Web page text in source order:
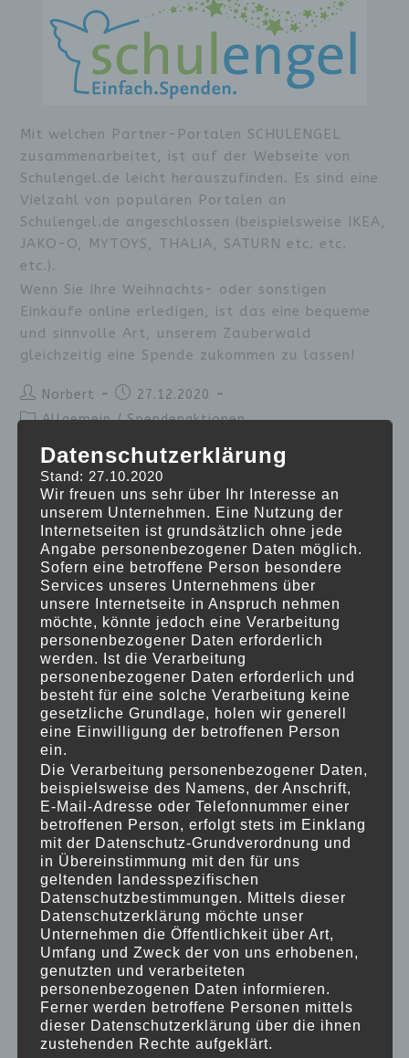
Mit welchen Partner-Portalen SCHULENGEL
zusammenarbeitet, ist auf der Webseite von
Schulengel.de leicht herauszufinden. Es sind eine
Vielzahl von populären Portalen an
Schulengel.de angeschlossen (beispielsweise IKEA,
JAKO-O, MYTOYS, THALIA, SATURN etc. etc.
etc.).
Wenn Sie Ihre Weihnachts- oder sonstigen
Einkäufe online erledigen, ist das eine bequeme
und sinnvolle Art, unserem Zauberwald
gleichzeitig eine Spende zukommen zu lassen!
Norbert
27.12.2020
Allgemein / Spendenaktionen
Weiterlesen
Auch im Jahr 2020 startet der Förderverein
wieder seine beliebte Brottütenaktion!
Durch Ihre Spende können Sie alle Bereiche des
Zauberwaldes unterstützen!
In diesem Jahr und wegen der schwierigen
Corona-Zeit haben wir uns vorgenommen,
Außengelände für unsere Kinder noch
abwechslungsreicher zu gestalten! Mit unserem
Spendenaufruf im Rahmen der Brottütenaktion
hoffen wir, folgende Wünsche aus der Krippe,
dem Kindergarten und dem Hort zu erfüllen:
RIPPE
Outdoor-Bausteine aus Holz & TOGU
Regenbogen-Buntball
N DERGARTEN
Dreirad – Doppeltaxi, Ballkorbständer & Speed
Glider
ORT
Großes Schachspiel & tragbare Kinder-
Fußballtore
Bitte füllen Sie daher die Ihnen in der Hauspost
zur Verfügung gestellten Brottüten reichlich und
lassen Sie uns Ihre Spende über die an den
Datenschutzerklärung
Stand: 27.10.2020
Wir freuen uns sehr über Ihr Interesse an
unserem Unternehmen. Eine Nutzung der
Internetseiten ist grundsätzlich ohne jede
Angabe personenbezogener Daten möglich.
Sofern eine betroffene Person besondere
Services unseres Unternehmens über
unsere Internetseite in Anspruch nehmen
möchte, könnte jedoch eine Verarbeitung
personenbezogener Daten erforderlich
werden. Ist die Verarbeitung
personenbezogener Daten erforderlich und
besteht für eine solche Verarbeitung keine
gesetzliche Grundlage, holen wir generell
eine Einwilligung der betroffenen Person
ein.
Die Verarbeitung personenbezogener Daten,
beispielsweise des Namens, der Anschrift,
E-Mail-Adresse oder Telefonnummer einer
betroffenen Person, erfolgt stets im Einklang
mit der Datenschutz-Grundverordnung und
in Übereinstimmung mit den für uns
geltenden landesspezifischen
Datenschutzbestimmungen. Mittels dieser
Datenschutzerklärung möchte unser
Unternehmen die Öffentlichkeit über Art,
Umfang und Zweck der von uns erhobenen,
genutzten und verarbeiteten
personenbezogenen Daten informieren.
Ferner werden betroffene Personen mittels
dieser Datenschutzerklärung über die ihnen
zustehenden Rechte aufgeklärt.